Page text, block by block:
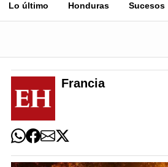
Lo último Honduras Sucesos
Francia